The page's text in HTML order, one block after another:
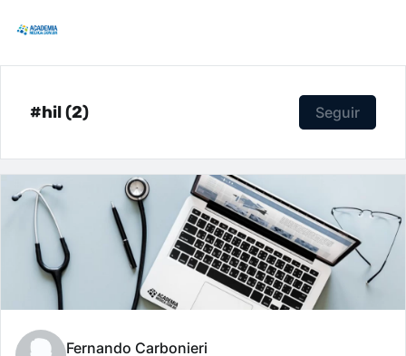
#hil (2) Seguir
Fernando Carbonieri